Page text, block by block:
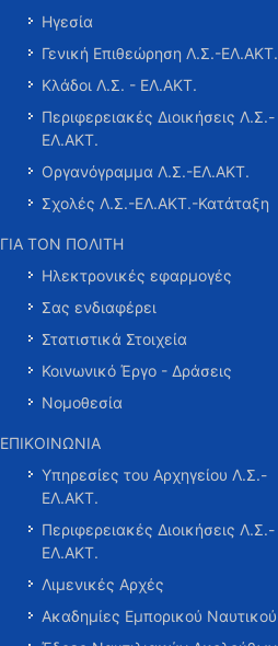
Ηγεσία
Γενική Επιθεώρηση Λ.Σ.-ΕΛ.ΑΚΤ.
Κλάδοι Λ.Σ. - ΕΛ.ΑΚΤ.
Περιφερειακές Διοικήσεις Λ.Σ.-
ΕΛ.ΑΚΤ.
Οργανόγραμμα Λ.Σ.-ΕΛ.ΑΚΤ.
Σχολές Λ.Σ.-ΕΛ.ΑΚΤ.-Κατάταξη
ΓΙΑ ΤΟΝ ΠΟΛΙΤΗ
Ηλεκτρονικές εφαρμογές
Σας ενδιαφέρει
Στατιστικά Στοιχεία
Κοινωνικό Έργο - Δράσεις
Νομοθεσία
ΕΠΙΚΟΙΝΩΝΙΑ
Υπηρεσίες του Αρχηγείου Λ.Σ.-
ΕΛ.ΑΚΤ.
Περιφερειακές Διοικήσεις Λ.Σ.-
ΕΛ.ΑΚΤ.
Λιμενικές Αρχές
Ακαδημίες Εμπορικού Ναυτικού